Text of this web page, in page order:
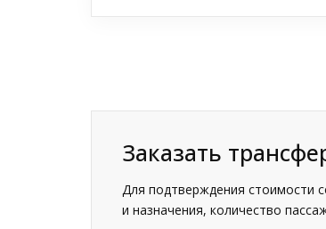
Заказать
Для подтверждения стоимости
и назначения, количество